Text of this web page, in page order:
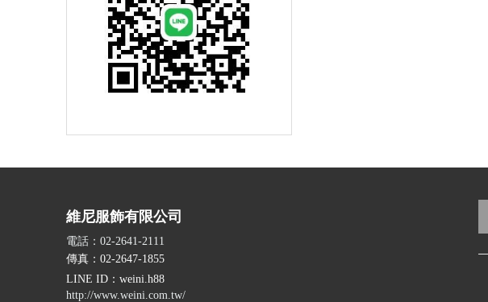
維尼服飾有限公司
電話：02-2641-2111
傳真：02-2647-1855
LINE ID ：weini.h88
http://www.weini.com.tw/